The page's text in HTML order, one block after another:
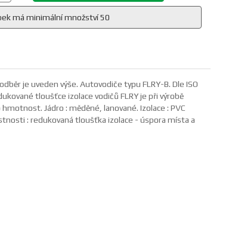
má minimální množství 50
je uveden výše. Autovodiče typu FLRY-B. Dle ISO
tloušťce izolace vodičů FLRY je při výrobě
Jádro : měděné, lanované. Izolace : PVC
: redukovaná tloušťka izolace - úspora místa a